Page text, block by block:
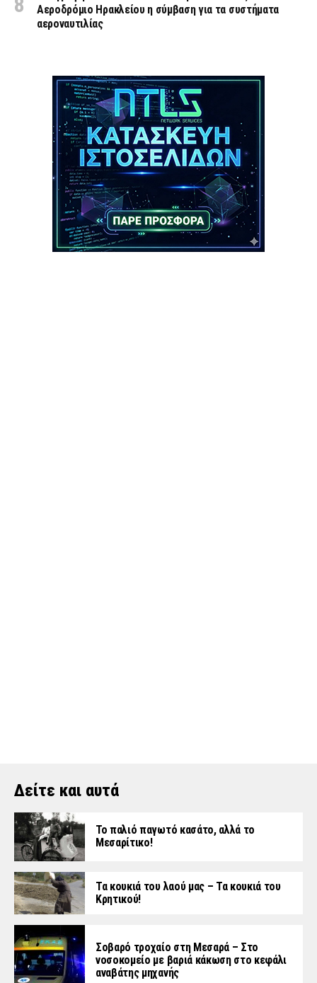
Αεροδρόμιο Ηρακλείου η σύμβαση για τα συστήματα
αεροναυτιλίας
Δείτε και αυτά
Το παλιό παγωτό κασάτο, αλλά το
Μεσαρίτικο!
Τα κουκιά του λαού μας – Τα κουκιά του
Κρητικού!
Σοβαρό τροχαίο στη Μεσαρά – Στο
νοσοκομείο με βαριά κάκωση στο κεφάλι
αναβάτης μηχανής